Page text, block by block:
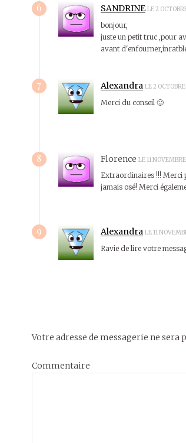
6 SANDRINE LE 2
bonjour,
juste un petit truc ,pour
avant
7 Alexandra LE 2
Merci du conseil 🙂
8 Florence LE 11
Extraordinaires !!! Merci
jamais osé! Merci
9 Alexandra LE 11
Ravie de lire votre
Votre adresse de messagerie ne sera
Commentaire